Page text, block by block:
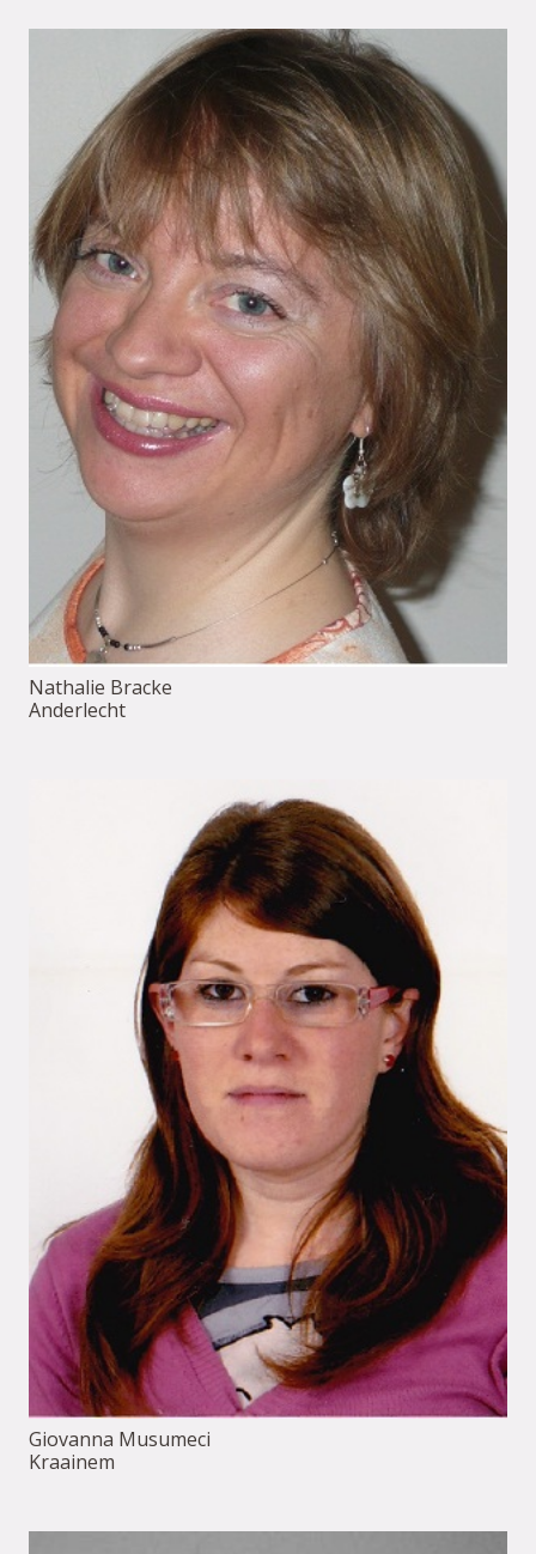
Nathalie Bracke
Anderlecht
Giovanna Musumeci
Kraainem